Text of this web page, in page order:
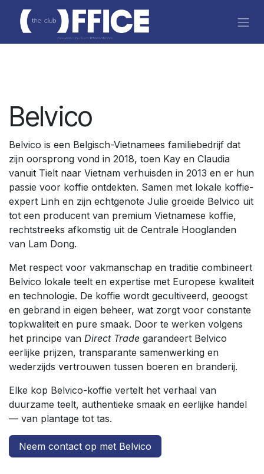
Overslaan naar inhoud
Belvico
Belvico is een Belgisch-Vietnamees familiebedrijf dat
zijn oorsprong vond in 2018, toen Kay en Claudia
vanuit Tielt naar Vietnam verhuisden in 2013 en er hun
passie voor koffie ontdekten. Samen met lokale koffie-
expert Linh en zijn echtgenote Julie groeide Belvico uit
tot een producent van premium Vietnamese koffie,
rechtstreeks afkomstig uit de Centrale Hooglanden
van Lam Dong.
Met respect voor vakmanschap en traditie combineert
Belvico lokale teelt en expertise met Europese kwaliteit
en technologie. De koffie wordt gecultiveerd, geoogst
en gebrand in eigen beheer, wat zorgt voor constante
topkwaliteit en pure smaak. Door te werken volgens
het principe van Direct Trade garandeert Belvico
eerlijke prijzen, transparante samenwerking en
wederzijds vertrouwen tussen boeren en branderij.
Elke kop Belvico-koffie vertelt het verhaal van
duurzame teelt, authentieke smaak en eerlijke handel
— van plantage tot tas.
Neem contact op met Belvico